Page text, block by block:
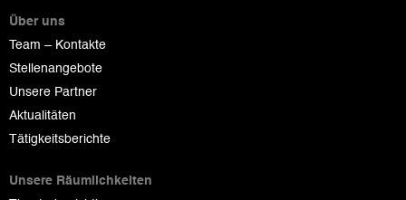
Über uns
Team – Kontakte
Stellenangebote
Unsere Partner
Aktualitäten
Tätigkeitsberichte
Unsere Räumlichkeiten